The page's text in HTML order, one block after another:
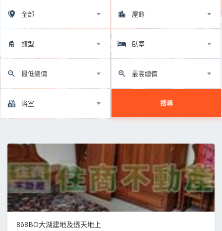
全部 屋齡
類型 臥室
最低總價 最高總價
浴室 搜尋
868BO大湖建地及透天地上